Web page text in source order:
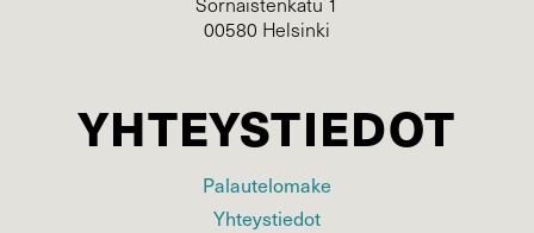
00580 Helsinki
YHTEYSTIEDOT
Palautelomake
Yhteystiedot